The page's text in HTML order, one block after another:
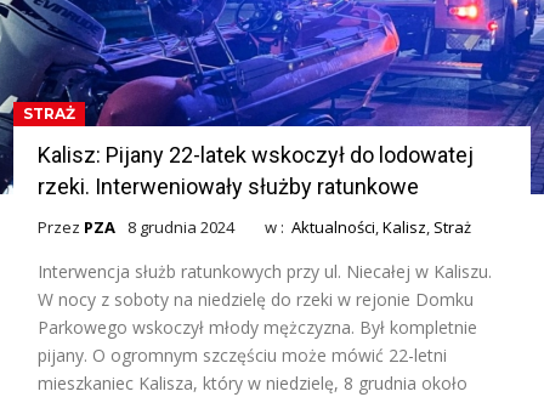
STRAŻ
Kalisz: Pijany 22-latek wskoczył do lodowatej
rzeki. Interweniowały służby ratunkowe
Przez PZA 8 grudnia 2024 w :Aktualności,Kalisz, Straż
Interwencja służb ratunkowych przy ul. Niecałej w Kaliszu.
W nocy z soboty na niedzielę do rzeki w rejonie Domku
Parkowego wskoczył młody mężczyzna. Był kompletnie
pijany. O ogromnym szczęściu może mówić 22-letni
mieszkaniec Kalisza, który w niedzielę, 8 grudnia około